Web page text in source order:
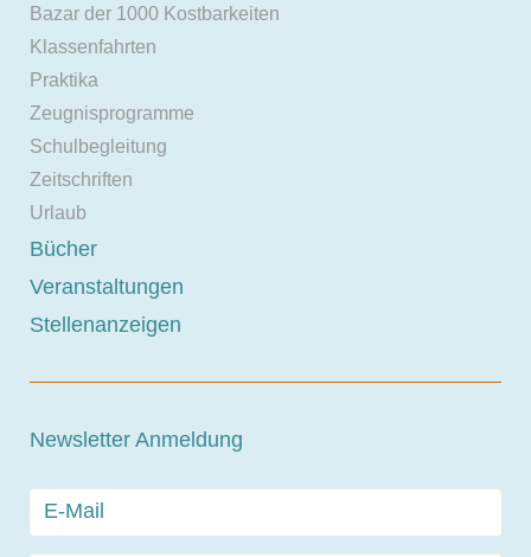
Bazar der 1000 Kostbarkeiten
Klassenfahrten
Praktika
Zeugnisprogramme
Schulbegleitung
Zeitschriften
Urlaub
Bücher
Veranstaltungen
Stellenanzeigen
Newsletter Anmeldung